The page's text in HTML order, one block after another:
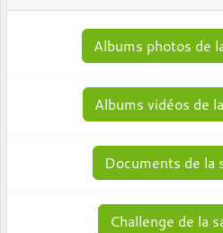
Albums photos de
Albums vidéos de
Documents de la
Challenge de la